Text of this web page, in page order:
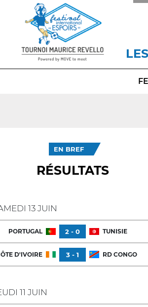
EN BREF
RÉSULTATS
13 JUIN
PORTUGAL 2 - 0 TUNISIE
D'IVOIRE 3 - 1 RD CONGO
11 JUIN